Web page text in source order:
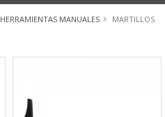
HERRAMIENTAS MANUALES MARTILLOS